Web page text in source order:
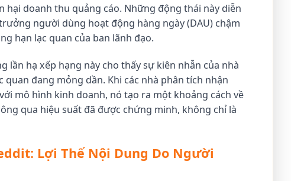
hại doanh thu quảng cáo. Những động thái này diễn
người dùng hoạt động hàng ngày (DAU) chậm
hạn lạc quan của ban lãnh đạo.
lần hạ xếp hạng này cho thấy sự kiên nhẫn của nhà
quan đang mỏng dần. Khi các nhà phân tích nhận
mô hình kinh doanh, nó tạo ra một khoảng cách về
qua hiệu suất đã được chứng minh, không chỉ là
Lợi Thế Nội Dung Do Người